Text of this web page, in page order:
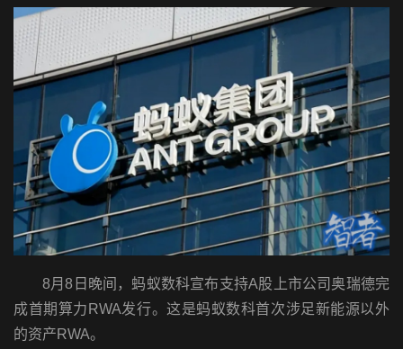
8月8日晚间，蚂蚁数科宣布支持A股上市公司奥瑞德完
成首期算力RWA发行。这是蚂蚁数科首次涉足新能源以外
的资产RWA。